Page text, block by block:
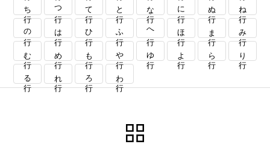
ち行 つ行 て行 と行 な行 に行 ぬ行 ね行
の行 は行 ひ行 ふ行 へ行 ほ行 ま行 み行
む行 め行 も行 や行 ゆ行 よ行 ら行 り行
る行 れ行 ろ行 わ行